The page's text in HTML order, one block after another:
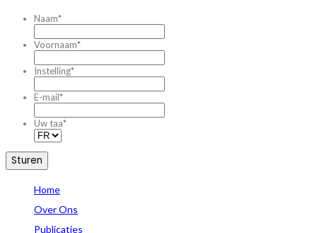
Naam*
Voornaam*
Instelling*
E-mail*
Uw taa*
Home
Over Ons
Publicaties